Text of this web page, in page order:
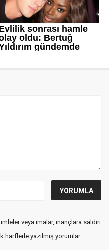
veya imalar, inançlara saldırı
harflerle yazılmış yorumlar